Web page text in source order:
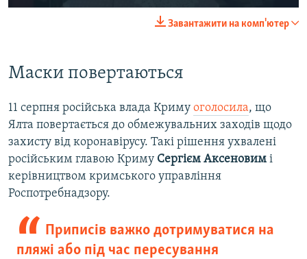
1080p
Завантажити на комп'ютер
Маски повертаються
11 серпня російська влада Криму оголосила, що
Ялта повертається до обмежувальних заходів щодо
захисту від коронавірусу. Такі рішення ухвалені
російським главою Криму Сергієм Аксеновим і
керівництвом кримського управління
Роспотребнадзору.
Приписів важко дотримуватися на
пляжі або під час пересування